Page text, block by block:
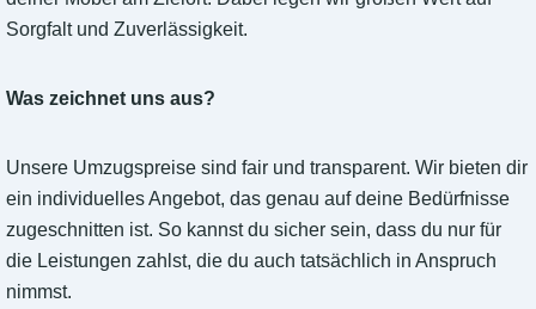
Sorgfalt und Zuverlässigkeit.
Was zeichnet uns aus?
Unsere Umzugspreise sind fair und transparent. Wir bieten dir
ein individuelles Angebot, das genau auf deine Bedürfnisse
zugeschnitten ist. So kannst du sicher sein, dass du nur für
die Leistungen zahlst, die du auch tatsächlich in Anspruch
nimmst.